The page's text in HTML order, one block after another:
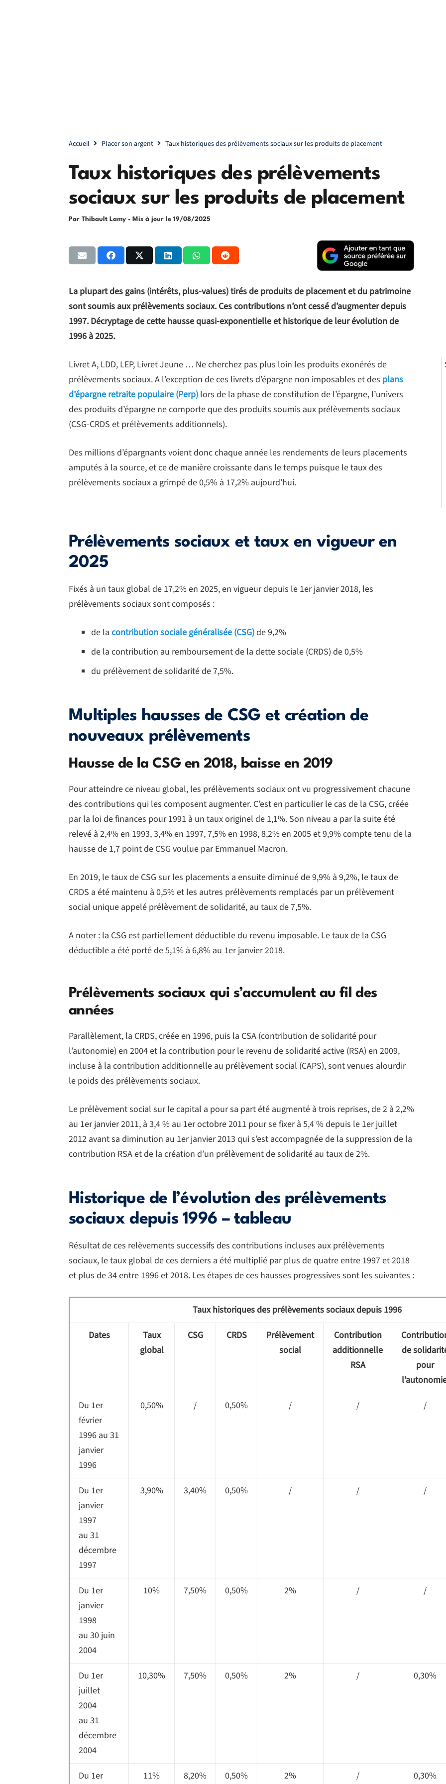
Accueil Placer son argent Taux historiques des prélèvements sociaux sur les produits de placement
Taux historiques des prélèvements
sociaux sur les produits de placement
Par Thibault Lamy - Mis à jour le 19/08/2025
La plupart des gains (intérêts, plus-values) tirés de produits de placement et du patrimoine
sont soumis aux prélèvements sociaux. Ces contributions n’ont cessé d’augmenter depuis
1997. Décryptage de cette hausse quasi-exponentielle et historique de leur évolution de
1996 à 2025.
Livret A, LDD, LEP, Livret Jeune … Ne cherchez pas plus loin les produits exonérés de
prélèvements sociaux. A l’exception de ces livrets d’épargne non imposables et des plans
d’épargne retraite populaire (Perp) lors de la phase de constitution de l’épargne, l’univers
des produits d’épargne ne comporte que des produits soumis aux prélèvements sociaux
(CSG-CRDS et prélèvements additionnels).
Des millions d’épargnants voient donc chaque année les rendements de leurs placements
amputés à la source, et ce de manière croissante dans le temps puisque le taux des
prélèvements sociaux a grimpé de 0,5% à 17,2% aujourd’hui.
Prélèvements sociaux et taux en vigueur en
2025
Fixés à un taux global de 17,2% en 2025, en vigueur depuis le 1er janvier 2018, les
prélèvements sociaux sont composés :
de la contribution sociale généralisée (CSG)de 9,2%
de la contribution au remboursement de la dette sociale (CRDS) de 0,5%
du prélèvement de solidarité de 7,5%.
Multiples hausses de CSG et création de
nouveaux prélèvements
Hausse de la CSG en 2018, baisse en 2019
Pour atteindre ce niveau global, les prélèvements sociaux ont vu progressivement chacune
des contributions qui les composent augmenter. C’est en particulier le cas de la CSG, créée
par la loi de finances pour 1991 à un taux originel de 1,1%. Son niveau a par la suite été
relevé à 2,4% en 1993, 3,4% en 1997, 7,5% en 1998, 8,2% en 2005 et 9,9% compte tenu de la
hausse de 1,7 point de CSG voulue par Emmanuel Macron.
En 2019, le taux de CSG sur les placements a ensuite diminué de 9,9% à 9,2%, le taux de
CRDS a été maintenu à 0,5% et les autres prélèvements remplacés par un prélèvement
social unique appelé prélèvement de solidarité, au taux de 7,5%.
A noter : la CSG est partiellement déductible du revenu imposable. Le taux de la CSG
déductible a été porté de 5,1% à 6,8% au 1er janvier 2018.
Prélèvements sociaux qui s’accumulent au fil des
années
Parallèlement, la CRDS, créée en 1996, puis la CSA (contribution de solidarité pour
l’autonomie) en 2004 et la contribution pour le revenu de solidarité active (RSA) en 2009,
incluse à la contribution additionnelle au prélèvement social (CAPS), sont venues alourdir
le poids des prélèvements sociaux.
Le prélèvement social sur le capital a pour sa part été augmenté à trois reprises, de 2 à 2,2%
au 1er janvier 2011, à 3,4 % au 1er octobre 2011 pour se fixer à 5,4 % depuis le 1er juillet
2012 avant sa diminution au 1er janvier 2013 qui s’est accompagnée de la suppression de la
contribution RSA et de la création d’un prélèvement de solidarité au taux de 2%.
Historique de l’évolution des prélèvements
sociaux depuis 1996 – tableau
Résultat de ces relèvements successifs des contributions incluses aux prélèvements
sociaux, le taux global de ces derniers a été multiplié par plus de quatre entre 1997 et 2018
et plus de 34 entre 1996 et 2018. Les étapes de ces hausses progressives sont les suivantes :
Taux historiques des prélèvements sociaux depuis 1996
Dates
Taux
global
CSG CRDS
Prélèvement
social
Contribution
additionnelle
RSA
de
pour
Du 1er
février
1996 au 31
janvier
1996
0,50% / 0,50% / / /
Du 1er
janvier
1997
au 31
décembre
1997
3,90% 3,40% 0,50% / / /
Du 1er
janvier
1998
au 30 juin
2004
10% 7,50% 0,50% 2% / /
Du 1er
juillet
2004
au 31
décembre
2004
10,30% 7,50% 0,50% 2% / 0,30%
Du 1er 11% 8,20% 0,50% 2% / 0,30%